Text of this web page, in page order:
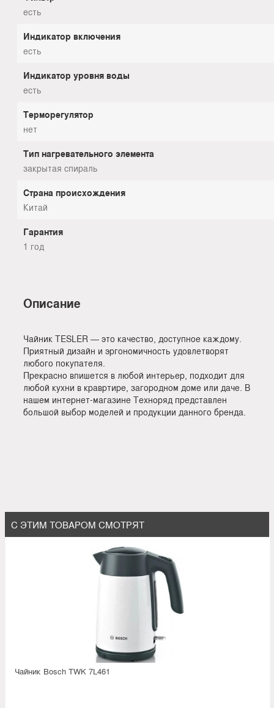
есть
Индикатор включения
есть
Индикатор уровня воды
есть
Терморегулятор
нет
Тип нагревательного элемента
закрытая спираль
Страна происхождения
Китай
Гарантия
1 год
Описание
Чайник TESLER — это качество, доступное каждому.
Приятный дизайн и эргономичность удовлетворят
любого покупателя.
Прекрасно впишется в любой интерьер, подходит для
любой кухни в кравртире, загородном доме или даче. В
нашем интернет-магазине Техноряд представлен
большой выбор моделей и продукции данного бренда.
С ЭТИМ ТОВАРОМ СМОТРЯТ
Чайник Bosch TWK 7L461